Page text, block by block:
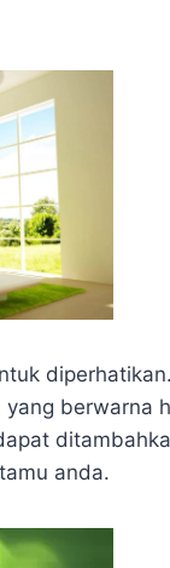
berwarna
anda.